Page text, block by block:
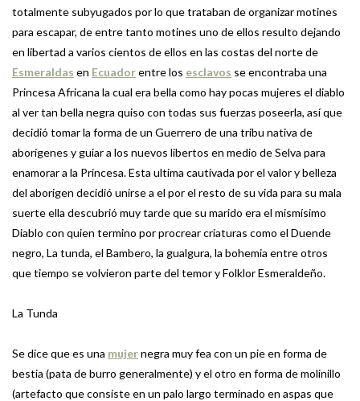
totalmente subyugados por lo que trataban de organizar motines
para escapar, de entre tanto motines uno de ellos resulto dejando
en libertad a varios cientos de ellos en las costas del norte de
Esmeraldas en Ecuadorentre los esclavos se encontraba una
Princesa Africana la cual era bella como hay pocas mujeres el diablo
al ver tan bella negra quiso con todas sus fuerzas poseerla, así que
decidió tomar la forma de un Guerrero de una tribu nativa de
aborígenes y guiar a los nuevos libertos en medio de Selva para
enamorar a la Princesa. Esta ultima cautivada por el valor y belleza
del aborigen decidió unirse a el por el resto de su vida para su mala
suerte ella descubrió muy tarde que su marido era el mismísimo
Diablo con quien termino por procrear criaturas como el Duende
negro, La tunda, el Bambero, la gualgura, la bohemia entre otros
que tiempo se volvieron parte del temor y Folklor Esmeraldeño.
La Tunda
Se dice que es una mujernegra muy fea con un pie en forma de
bestia (pata de burro generalmente) y el otro en forma de molinillo
(artefacto que consiste en un palo largo terminado en aspas que